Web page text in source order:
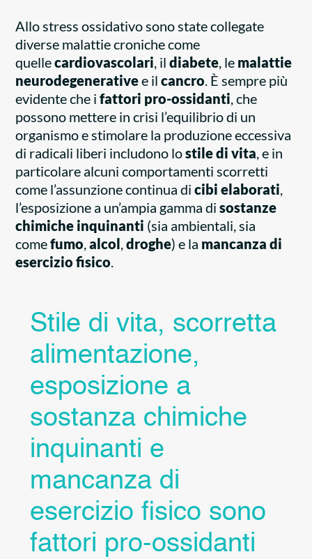
Allo stress ossidativo sono state collegate
diverse malattie croniche come
quellecardiovascolari, ildiabete, le malattie
neurodegenerativee ilcancro. È sempre più
evidente che ifattori pro-ossidanti, che
possono mettere in crisi l’equilibrio di un
organismo e stimolare la produzione eccessiva
di radicali liberi includono lostile di vita, e in
particolare alcuni comportamenti scorretti
come l’assunzione continua dicibi elaborati,
l’esposizione a un’ampia gamma disostanze
chimiche inquinanti (sia ambientali, sia
comefumo,alcol ,droghe) e la mancanza di
esercizio fisico.
Stile di vita, scorretta
alimentazione,
esposizione a
sostanza chimiche
inquinanti e
mancanza di
esercizio fisico sono
fattori pro-ossidanti